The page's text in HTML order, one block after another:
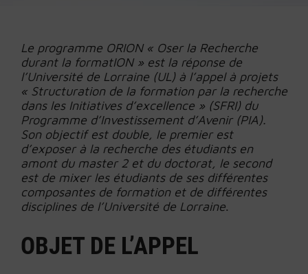
Le programme ORION « Oser la Recherche
durant la formatION » est la réponse de
l’Université de Lorraine (UL) à l’appel à projets
« Structuration de la formation par la recherche
dans les Initiatives d’excellence » (SFRI) du
Programme d’Investissement d’Avenir (PIA).
Son objectif est double, le premier est
d’exposer à la recherche des étudiants en
amont du master 2 et du doctorat, le second
est de mixer les étudiants de ses différentes
composantes de formation et de différentes
disciplines de l’Université de Lorraine.
OBJET DE L’APPEL